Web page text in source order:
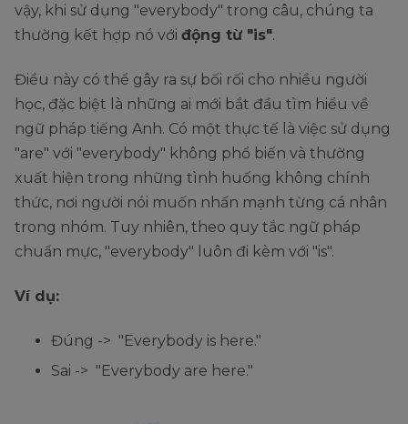
vậy, khi sử dụng "everybody" trong câu, chúng ta
thường kết hợp nó với động từ "is".
Điều này có thể gây ra sự bối rối cho nhiều người
học, đặc biệt là những ai mới bắt đầu tìm hiểu về
ngữ pháp tiếng Anh. Có một thực tế là việc sử dụng
"are" với "everybody" không phổ biến và thường
xuất hiện trong những tình huống không chính
thức, nơi người nói muốn nhấn mạnh từng cá nhân
trong nhóm. Tuy nhiên, theo quy tắc ngữ pháp
chuẩn mực, "everybody" luôn đi kèm với "is".
Ví dụ:
Đúng -> "Everybody is here."
Sai -> "Everybody are here."